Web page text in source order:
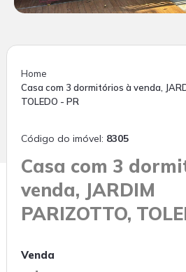
Home
Casa com 3 dormitórios à venda,
TOLEDO - PR
Código do imóvel: 8305
Casa com 3
venda, JARDIM
PARIZOTTO,
Venda